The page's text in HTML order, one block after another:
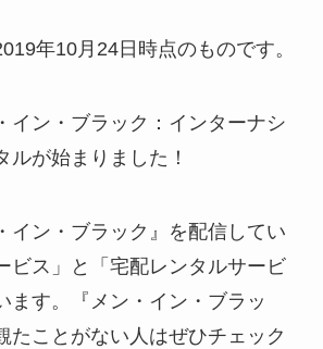
年10月24日時点のものです。
イン・ブラック：インターナシ
ルが始まりました！
イン・ブラック』を配信してい
ビス」 と
「宅配レンタルサービ
ます。『メン・イン・ブラッ
たことがない人はぜひチェック